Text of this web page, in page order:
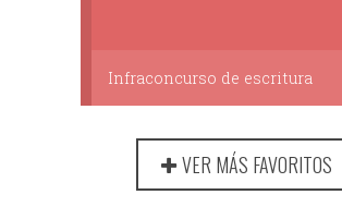
Infraconcurso de escritura
VER MÁS FAVORITOS